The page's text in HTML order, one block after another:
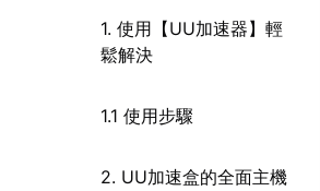
1. 使用【UU加速器】輕
鬆解決
1.1 使用步驟
2. UU加速盒的全面主機